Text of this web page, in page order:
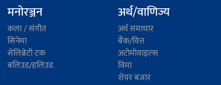
मनोरञ्जन
कला / संगीत
सिनेमा
सेलिब्रेटी टक
बलिउड/हलिउड
अर्थ/वाणिज्य
अर्थ समाचार
बैंक/वित्त
अटाेमाेवाइल्स
विमा
शेयर बजार